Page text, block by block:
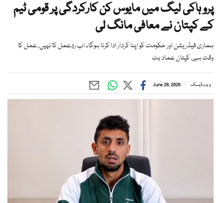
پرو ہاکی لیگ میں مایوس کن کارکردگی پر قومی ٹیم
کے کپتان نے معافی مانگ لی
ہماری فیڈریشن اور حکومت کو اپنا کردار ادا کرنا ہوگا۔ اب ردِعمل کا نہیں، عمل کا
وقت ہے، کپتان عماد بٹ
ویب ڈیسک June 28, 2026